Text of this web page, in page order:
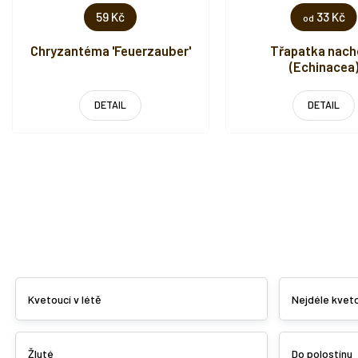
59 Kč
Chryzantéma 'Feuerzauber'
DETAIL
od 33 Kč
Třapatka
(Echinacea)
DETAIL
Kvetoucí v létě Nejdéle
Žluté Do polostínu